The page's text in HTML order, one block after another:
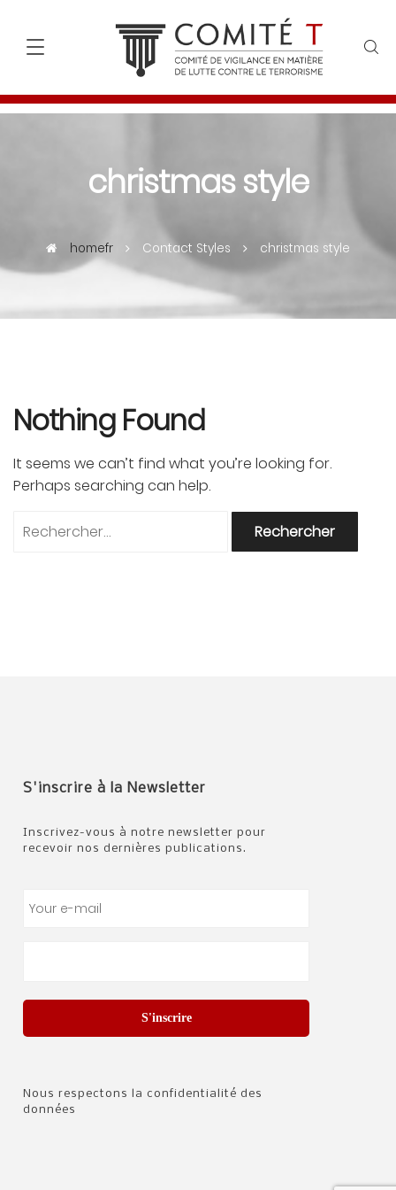
christmas style
homefr Contact Styles christmas style
Nothing Found
It seems we can’t find what you’re looking for.
Perhaps searching can help.
Rechercher :
S'inscrire à la Newsletter
Inscrivez-vous à notre newsletter pour
recevoir nos dernières publications.
S'inscrire
Nous respectons la confidentialité des
données